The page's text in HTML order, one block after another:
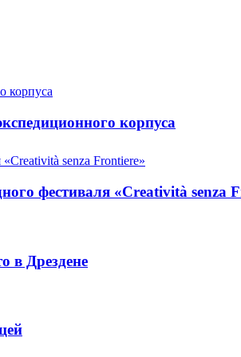
корпуса
фестиваля «Creatività senza
в Дрездене